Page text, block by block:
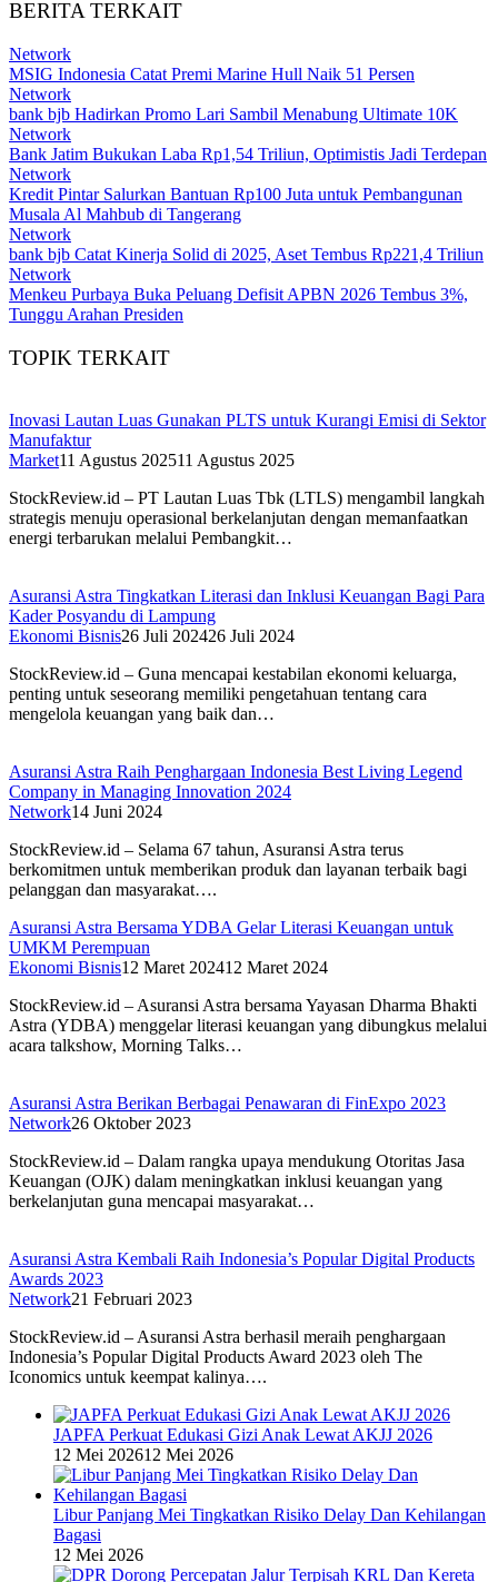
BERITA TERKAIT
Network
MSIG Indonesia Catat Premi Marine Hull Naik 51 Persen
Network
bank bjb Hadirkan Promo Lari Sambil Menabung Ultimate 10K
Network
Bank Jatim Bukukan Laba Rp1,54 Triliun, Optimistis Jadi Terdepan
Network
Kredit Pintar Salurkan Bantuan Rp100 Juta untuk Pembangunan
Musala Al Mahbub di Tangerang
Network
bank bjb Catat Kinerja Solid di 2025, Aset Tembus Rp221,4 Triliun
Network
Menkeu Purbaya Buka Peluang Defisit APBN 2026 Tembus 3%,
Tunggu Arahan Presiden
TOPIK TERKAIT
Inovasi Lautan Luas Gunakan PLTS untuk Kurangi Emisi di Sektor
Manufaktur
Market11 Agustus 202511 Agustus 2025
StockReview.id – PT Lautan Luas Tbk (LTLS) mengambil langkah
strategis menuju operasional berkelanjutan dengan memanfaatkan
energi terbarukan melalui Pembangkit…
Asuransi Astra Tingkatkan Literasi dan Inklusi Keuangan Bagi Para
Kader Posyandu di Lampung
Ekonomi Bisnis26 Juli 202426 Juli 2024
StockReview.id – Guna mencapai kestabilan ekonomi keluarga,
penting untuk seseorang memiliki pengetahuan tentang cara
mengelola keuangan yang baik dan…
Asuransi Astra Raih Penghargaan Indonesia Best Living Legend
Company in Managing Innovation 2024
Network14 Juni 2024
StockReview.id – Selama 67 tahun, Asuransi Astra terus
berkomitmen untuk memberikan produk dan layanan terbaik bagi
pelanggan dan masyarakat….
Asuransi Astra Bersama YDBA Gelar Literasi Keuangan untuk
UMKM Perempuan
Ekonomi Bisnis12 Maret 202412 Maret 2024
StockReview.id – Asuransi Astra bersama Yayasan Dharma Bhakti
Astra (YDBA) menggelar literasi keuangan yang dibungkus melalui
acara talkshow, Morning Talks…
Asuransi Astra Berikan Berbagai Penawaran di FinExpo 2023
Network26 Oktober 2023
StockReview.id – Dalam rangka upaya mendukung Otoritas Jasa
Keuangan (OJK) dalam meningkatkan inklusi keuangan yang
berkelanjutan guna mencapai masyarakat…
Asuransi Astra Kembali Raih Indonesia’s Popular Digital Products
Awards 2023
Network21 Februari 2023
StockReview.id – Asuransi Astra berhasil meraih penghargaan
Indonesia’s Popular Digital Products Award 2023 oleh The
Iconomics untuk keempat kalinya….
JAPFA Perkuat Edukasi Gizi Anak Lewat AKJJ 2026
12 Mei 202612 Mei 2026
Libur Panjang Mei Tingkatkan Risiko Delay Dan Kehilangan
Bagasi
12 Mei 2026